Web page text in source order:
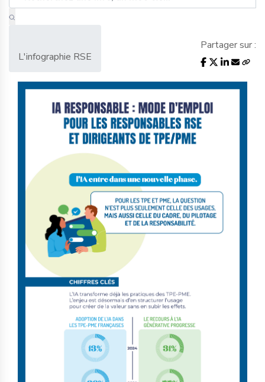
L'infographie RSE
Partager sur :